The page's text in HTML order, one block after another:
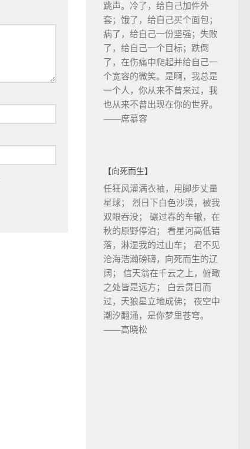
跳声。冷了，给自己加件外
套；饿了，给自己买个面包；
病了，给自己一份坚强；失败
了，给自己一个目标；跌倒
了，在伤痛中爬起并给自己一
个宽容的微笑。是啊，我总是
一个人，你从来不曾来过，我
也从来不曾出现在你的世界。
——席慕容
【向死而生】
任狂风灌满衣袖，用脚步丈量
星球； 烈日下白色沙漠，被我
双眼吞没； 碾过春的车辙，在
秋的原野停泊； 看星河高低错
落，淋湿我的过山车； 君不见
沧海浩瀚磅礴，向死而生的辽
阔； 信天翁在千云之上，俯瞰
之处皆是远方； 白云贯日而
过，天狼星立地成佛； 夜空中
潮汐翻涌，是你梦里苍穹。
——高晓松